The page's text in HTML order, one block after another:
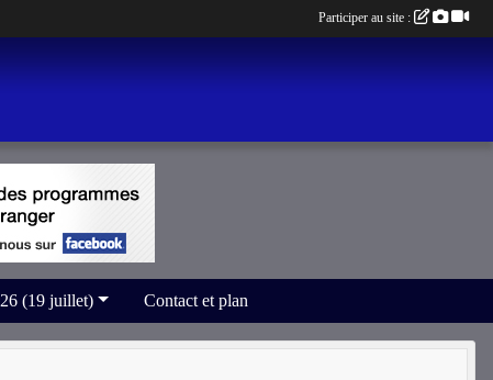
(19 juillet) Contact et plan
Participer au site :